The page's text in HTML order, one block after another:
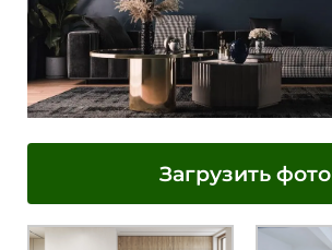
Загрузить фото